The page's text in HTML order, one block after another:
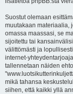
Suostut olemaan
muutakaan materiaalia,
omassa maassasi, se
sijoitettu tai
välittömästi ja
internet-
tallennetaan näiden
mikä tahansa
siihen, että kaikki yllä